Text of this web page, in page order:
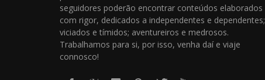
seguidores poderão encontrar conteúdos elaborados
com rigor, dedicados a independentes e dependentes;
viciados e tímidos; aventureiros e medrosos.
Trabalhamos para si, por isso, venha daí e viaje
connosco!